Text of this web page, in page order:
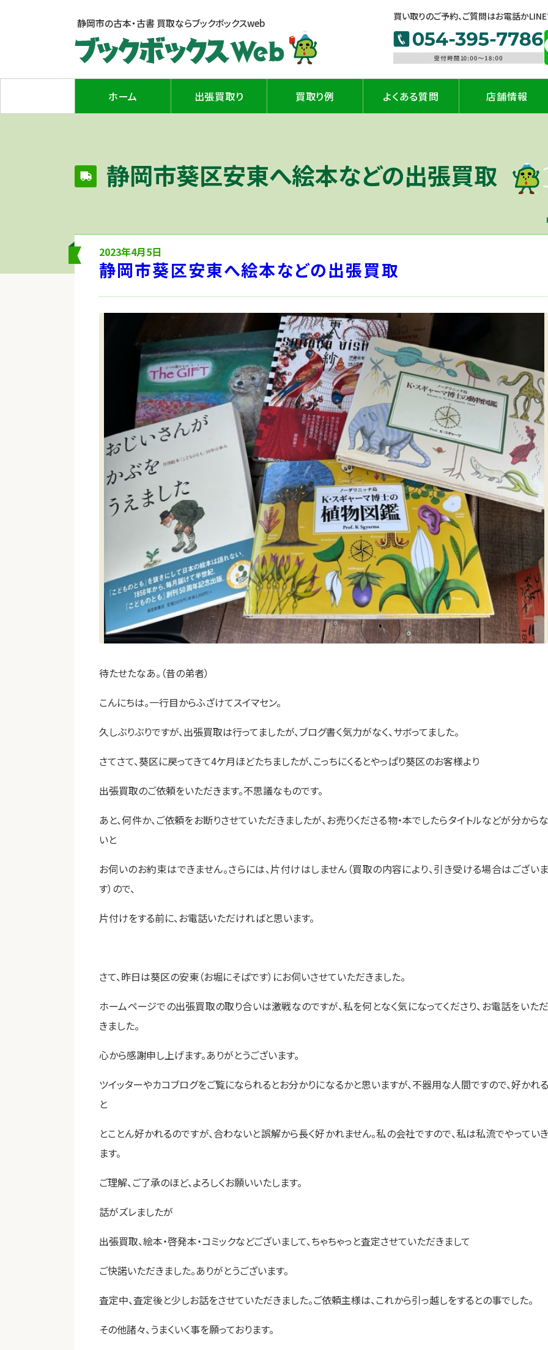
静岡市の古本・古書 買取ならブックボックスweb
買い取りのご予約、ご質問はお電話か
ホーム 出張買取り 買取り例 よくある質問 店舗情報
静岡市葵区安東へ絵本などの出張買取
2023年4月5日
静岡市葵区安東へ絵本などの出張買取
待たせたなあ。（昔の弟者）
こんにちは。一行目からふざけてスイマセン。
久しぶりぶりですが、出張買取は行ってましたが、ブログ書く気力がなく、サボってました。
さてさて、葵区に戻ってきて4ケ月ほどたちましたが、こっちにくるとやっぱり葵区のお客様より
出張買取のご依頼をいただきます。不思議なものです。
あと、何件か、ご依頼をお断りさせていただきましたが、お売りくださる物・本でしたらタイトルなどが分からな
いと
お伺いのお約束はできません。さらには、片付けはしません（買取の内容により、引き受ける場合はございま
す）ので、
片付けをする前に、お電話いただければと思います。
さて、昨日は葵区の安東（お堀にそばです）にお伺いさせていただきました。
ホームページでの出張買取の取り合いは激戦なのですが、私を何となく気になってくださり、お電話をいただ
きました。
心から感謝申し上げます。ありがとうございます。
ツイッターやカコブログをご覧になられるとお分かりになるかと思いますが、不器用な人間ですので、好かれる
と
とことん好かれるのですが、合わないと誤解から長く好かれません。私の会社ですので、私は私流でやっていき
ます。
ご理解、ご了承のほど、よろしくお願いいたします。
話がズレましたが
出張買取、絵本・啓発本・コミックなどございまして、ちゃちゃっと査定させていただきまして
ご快諾いただきました。ありがとうございます。
査定中、査定後と少しお話をさせていただきました。ご依頼主様は、これから引っ越しをするとの事でした。
その他諸々、うまくいく事を願っております。